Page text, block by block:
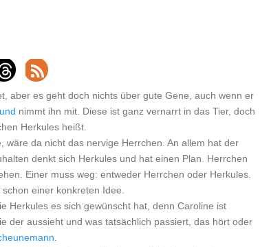
aber es geht doch nichts über gute Gene, auch wenn er
und nimmt ihn mit. Diese ist ganz vernarrt in das Tier, doch
Herkules heißt.
wäre da nicht das nervige Herrchen. An allem hat der
denkt sich Herkules und hat einen Plan. Herrchen
Einer muss weg: entweder Herrchen oder Herkules.
einer konkreten Idee.
Herkules es sich gewünscht hat, denn Caroline ist
der aussieht und was tatsächlich passiert, das hört oder